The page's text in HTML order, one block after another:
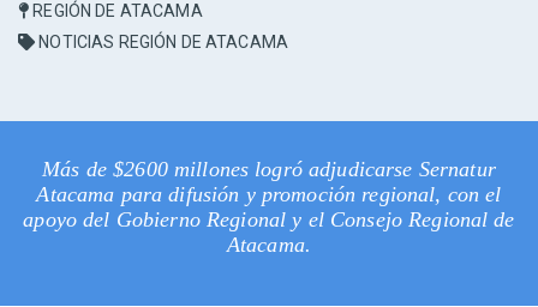
REGIÓN DE ATACAMA
NOTICIAS REGIÓN DE ATACAMA
Más de $2600 millones logró adjudicarse Sernatur
Atacama para difusión y promoción regional, con el
apoyo del Gobierno Regional y el Consejo Regional de
Atacama.